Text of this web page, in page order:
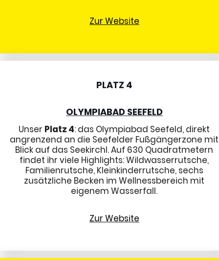
Zur Website
PLATZ 4
OLYMPIABAD SEEFELD
Unser Platz 4: das Olympiabad Seefeld, direkt
angrenzend an die Seefelder Fußgängerzone mit
Blick auf das Seekirchl. Auf 630 Quadratmetern
findet ihr viele Highlights: Wildwasserrutsche,
Familienrutsche, Kleinkinderrutsche, sechs
zusätzliche Becken im Wellnessbereich mit
eigenem Wasserfall.
Zur Website